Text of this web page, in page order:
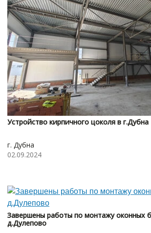
Устройство кирпичного цоколя в г.Дубна
г. Дубна
02.09.2024
Завершены работы по монтажу оконных
д.Дулепово